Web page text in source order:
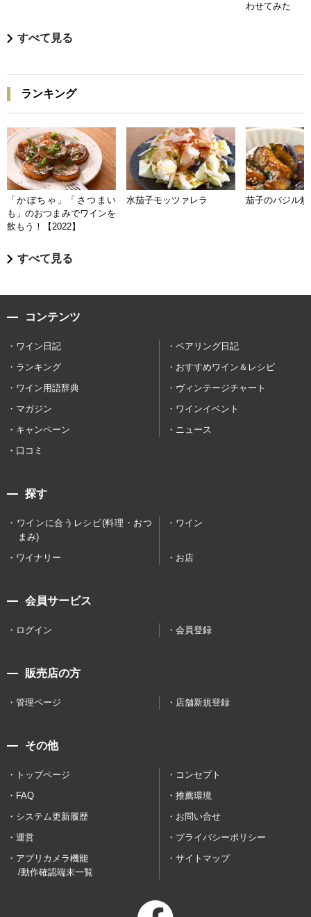
わせてみた
すべて見る
ランキング
「かぼちゃ」「さつまい
も」のおつまみでワインを
飲もう！【2022】
水茄子モッツァレラ 茄子のバジル炒
すべて見る
コンテンツ
ワイン日記
ペアリング日記
ランキング
おすすめワイン＆レシピ
ワイン用語辞典
ヴィンテージチャート
マガジン
ワインイベント
キャンペーン
ニュース
口コミ
探す
ワインに合うレシピ(料理・おつ
まみ)
ワイン
ワイナリー お店
会員サービス
ログイン 会員登録
販売店の方
管理ページ 店舗新規登録
その他
トップページ
コンセプト
FAQ
推薦環境
システム更新履歴
お問い合せ
運営
プライバシーポリシー
アプリカメラ機能
/動作確認端末一覧
サイトマップ